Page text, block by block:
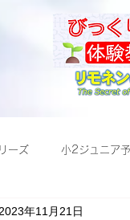
ーズ 小2ジュニア
大学受験
2023年11月21日